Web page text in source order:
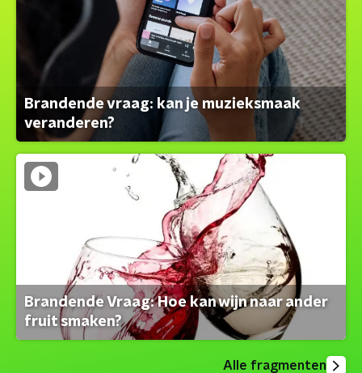
Brandende vraag: kan je muzieksmaak
veranderen?
Brandende Vraag: Hoe kan wijn naar ander
fruit smaken?
Alle fragmenten